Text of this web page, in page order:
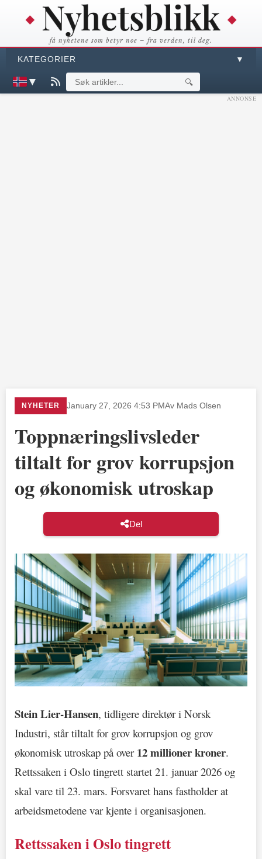
få nyhetene som betyr noe – fra verden, til deg.
KATEGORIER ▼
▼ 🔍
ANNONSE
NYHETER January 27, 2026 4:53 PMAv Mads Olsen
Toppnæringslivsleder
tiltalt for grov korrupsjon
og økonomisk utroskap
Del
Stein Lier-Hansen, tidligere direktør i Norsk
Industri, står tiltalt for grov korrupsjon og grov
økonomisk utroskap på over 12 millioner kroner.
Rettssaken i Oslo tingrett startet 21. januar 2026 og
skal vare til 23. mars. Forsvaret hans fastholder at
arbeidsmetodene var kjente i organisasjonen.
Rettssaken i Oslo tingrett